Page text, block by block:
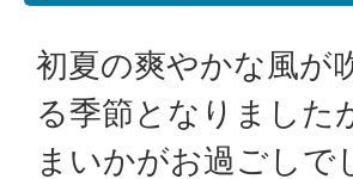
初夏の爽やかな風が
る季節となりました
まいかがお過ごしで